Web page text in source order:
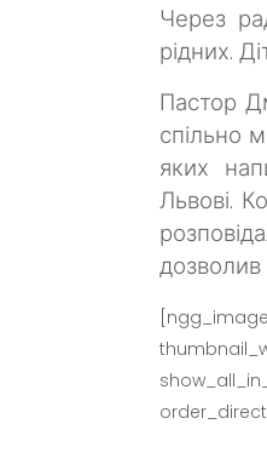
Через
рідних.
Пастор
спільно
яких
Львові.